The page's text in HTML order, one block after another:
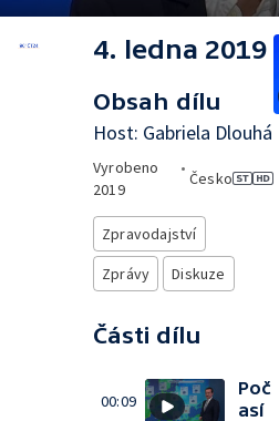
4. ledna 2019
Obsah dílu
Host: Gabriela Dlouhá
Vyrobeno
2019
•
Česko
Zpravodajství
Zprávy
Diskuze
Části dílu
00:09
Poč
así